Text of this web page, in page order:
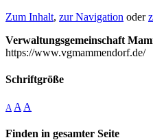
Zum Inhalt, zur Navigation oder
Verwaltungsgemeinschaft
https://www.vgmammendorf.de/
Schriftgröße
A A A
Finden in gesamter Seite